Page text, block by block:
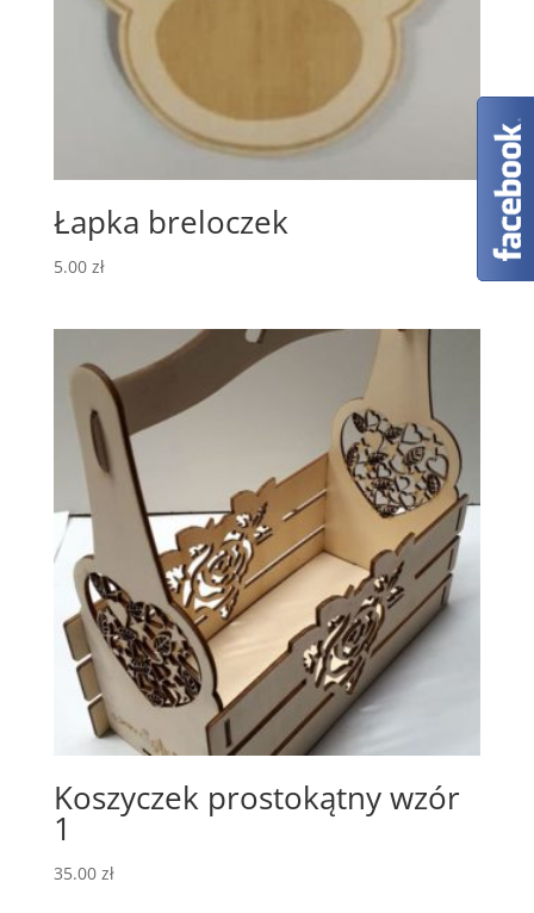
Łapka breloczek
5.00 zł
Koszyczek prostokątny wzór
1
35.00 zł